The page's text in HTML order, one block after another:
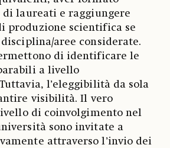
laureati e raggiungere
produzione scientifica se
aree considerate.
di identificare le
a livello
l’eleggibilità da sola
visibilità. Il vero
di coinvolgimento nel
sono invitate a
attraverso l’invio dei